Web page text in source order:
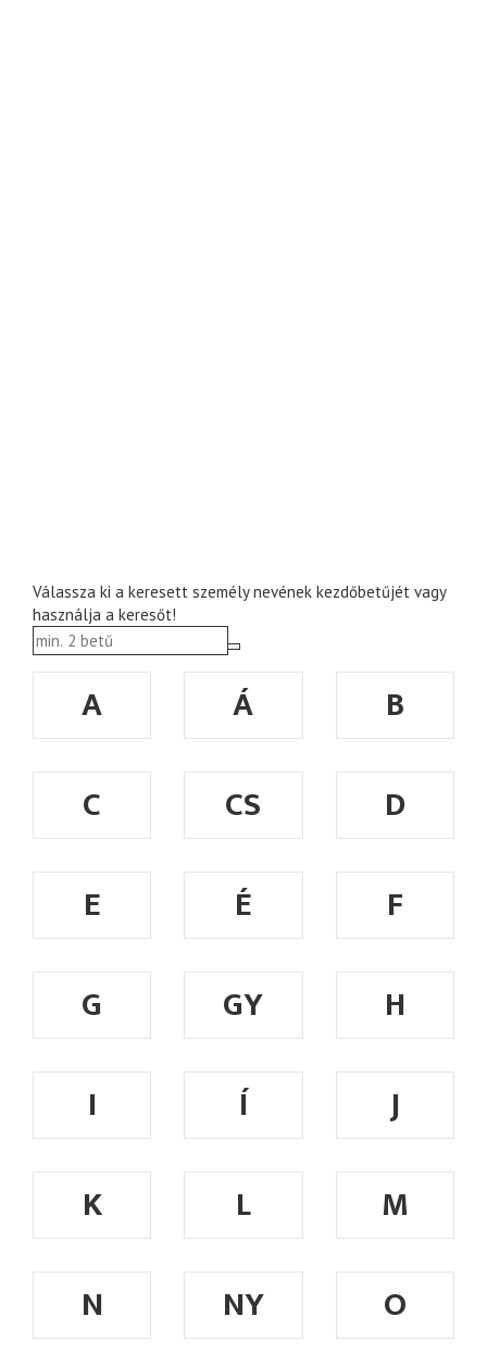
Válassza ki a keresett személy nevének kezdőbetűjét vagy
használja a keresőt!
A Á
B
C
CS
D
E
É
F
G
GY
H
I
Í
J
K
L
M
N
NY O